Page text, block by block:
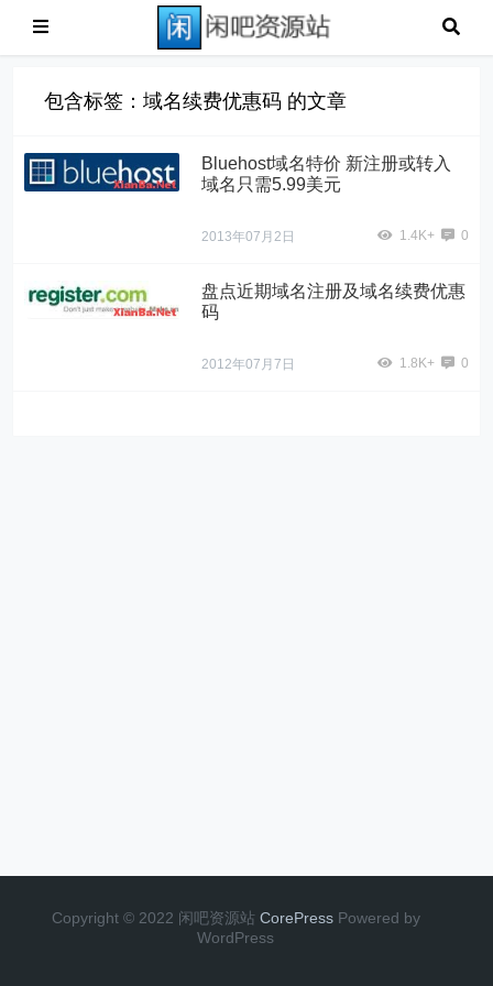
包含标签：域名续费优惠码 的文章
Bluehost域名特价 新注册或转入
域名只需5.99美元
2013年07月2日 1.4K+ 0
盘点近期域名注册及域名续费优惠
码
2012年07月7日 1.8K+ 0
Copyright © 2022 闲吧资源站 CorePress Powered by
WordPress